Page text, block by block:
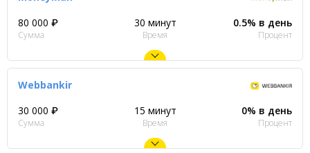
80 000 ₽
Сумма
30 минут
Время
0.5% в день
Процент
Webbankir
30 000 ₽
Сумма
15 минут
Время
0% в день
Процент